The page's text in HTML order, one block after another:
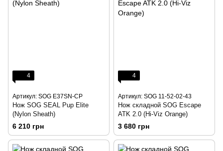
4
Артикул: SOG E37SN-CP
Нож SOG SEAL Pup Elite
(Nylon Sheath)
6 210 грн
4
Артикул: SOG 11-52-02-43
Нож складной SOG Escape
ATK 2.0 (Hi-Viz Orange)
3 680 грн